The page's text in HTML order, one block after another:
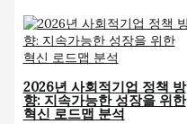
2026년 사회적기업 정책 방
향: 지속가능한 성장을 위한
혁신 로드맵 분석